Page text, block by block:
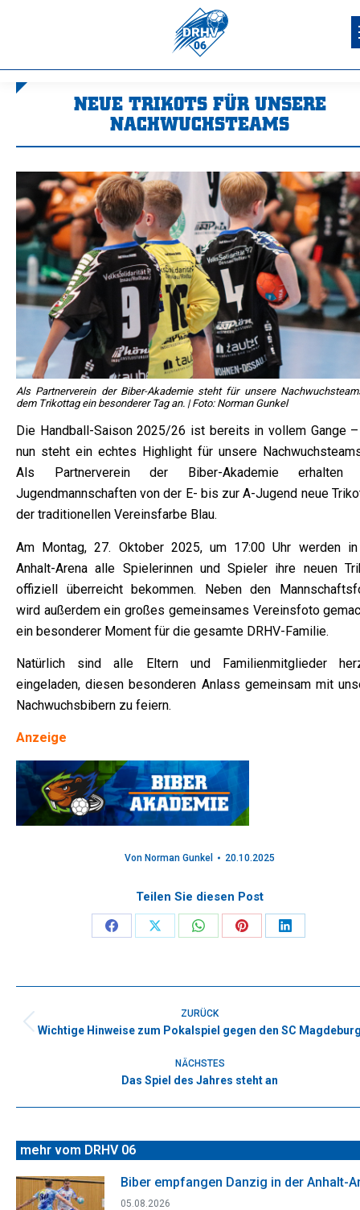
NEUE TRIKOTS FÜR UNSERE
NACHWUCHSTEAMS
Als Partnerverein der Biber-Akademie steht für unsere
dem Trikottag ein besonderer Tag an. | Foto: Norman Gunkel
Die Handball-Saison 2025/26 ist bereits in vollem Gange
nun steht ein echtes Highlight für unsere
Als Partnerverein der Biber-Akademie erhalten
Jugendmannschaften von der E- bis zur A-Jugend neue
der traditionellen Vereinsfarbe Blau.
Am Montag, 27. Oktober 2025, um 17:00 Uhr werden
Anhalt-Arena alle Spielerinnen und Spieler ihre neuen
offiziell überreicht bekommen. Neben den
wird außerdem ein großes gemeinsames Vereinsfoto
ein besonderer Moment für die gesamte DRHV-Familie.
Natürlich sind alle Eltern und Familienmitglieder
eingeladen, diesen besonderen Anlass gemeinsam mit
Nachwuchsbibern zu feiern.
Anzeige
Von Norman Gunkel 20.10.2025
Teilen Sie diesen Post
Share
Facebook
Share
X
Share
WhatsApp
Share
Pinterest
Share
LinkedIn
ZURÜCK
Vorheriger
Wichtige Hinweise zum Pokalspiel gegen den SC
NÄCHSTES
Nächster
Das Spiel des Jahres steht an
mehr vom DRHV 06
Biber empfangen Danzig in der Anhalt-
05.08.2026